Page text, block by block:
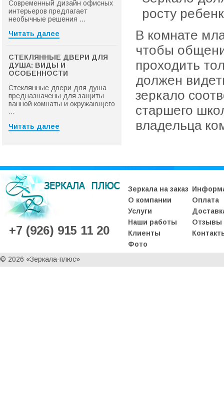
Современный дизайн офисных
интерьеров предлагает
необычные решения ...
Читать далее
СТЕКЛЯННЫЕ ДВЕРИ ДЛЯ
ДУША: ВИДЫ И
ОСОБЕННОСТИ
Стеклянные двери для душа
предназначены для защиты
ванной комнаты и окружающего
...
Читать далее
росту
В комнате
чтобы
проходить
должен
зеркало
старшего
владельца
+7 (926) 915 11 20
Зеркала на заказ
О компании
Оплата
Услуги
Наши работы
Отзывы
Клиенты
Фото
© 2026 «Зеркала-плюс»